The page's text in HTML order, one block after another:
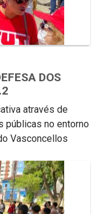
DOS
através de
públicas no entorno
Vasconcellos